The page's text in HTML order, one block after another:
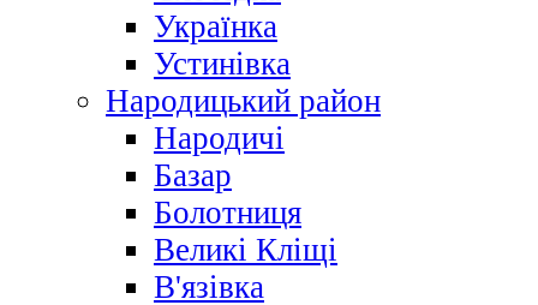
Українка
Устинівка
Народицький район
Народичі
Базар
Болотниця
Великі Кліщі
В'язівка